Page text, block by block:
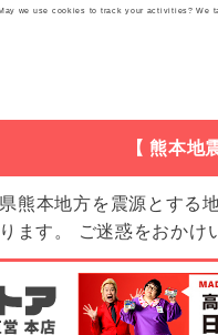
【 熊本地
熊本地方を震源とする
ます。 ご迷惑をおかけ
we use cookies to track your activities? We